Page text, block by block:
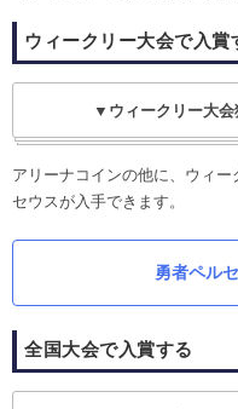
ウィークリー大会で入賞
▼ウィークリー大会
アリーナコインの他に、ウィ
セウスが入手できます。
勇者ペル
全国大会で入賞する